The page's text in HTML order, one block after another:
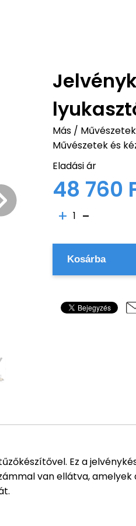
Más/
Művészetek és
Eladási ár
48 760
1
Kosárba
Ez a
van ellátva,